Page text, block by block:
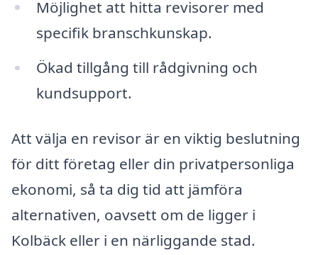
Möjlighet att hitta revisorer med
specifik branschkunskap.
Ökad tillgång till rådgivning och
kundsupport.
Att välja en revisor är en viktig beslutning
för ditt företag eller din privatpersonliga
ekonomi, så ta dig tid att jämföra
alternativen, oavsett om de ligger i
Kolbäck eller i en närliggande stad.